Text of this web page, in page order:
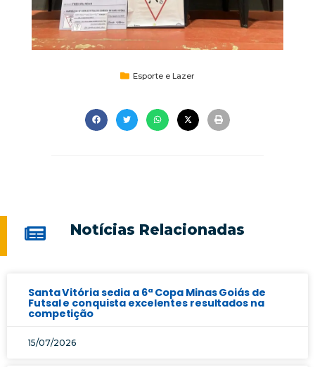
Esporte e Lazer
Notícias Relacionadas
Santa Vitória sedia a 6ª Copa Minas Goiás de
Futsal e conquista excelentes resultados na
competição
15/07/2026